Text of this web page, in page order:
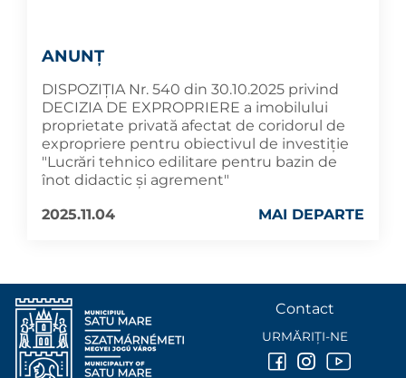
ANUNȚ
DISPOZIŢIA Nr. 540 din 30.10.2025 privind
DECIZIA DE EXPROPRIERE a imobilului
proprietate privată afectat de coridorul de
expropriere pentru obiectivul de investiție
"Lucrări tehnico edilitare pentru bazin de
înot didactic şi agrement"
2025.11.04
MAI DEPARTE
Contact
URMĂRIȚI-NE